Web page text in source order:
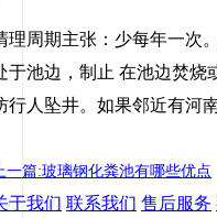
理周期主张：少每年一次
于池边，制止 在池边焚烧
行人坠井。如果邻近有河
一篇:玻璃钢化粪池有哪些优点
于我们 联系我们 售后服务